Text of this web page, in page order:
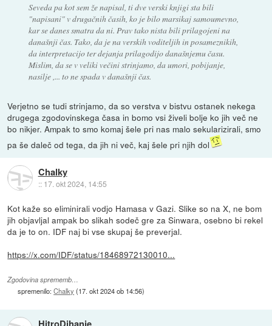
Seveda pa kot sem že napisal, ti dve verski knjigi sta bili
"napisani" v drugačnih časih, ko je bilo marsikaj samoumevno,
kar se danes smatra da ni. Prav tako nista bili prilagojeni na
današnji čas. Tako, da je na verskih voditeljih in posameznikih,
da interpretacijo ter dejanja prilagodijo današnjemu času.
Mislim, da se v veliki večini strinjamo, da umori, pobijanje,
nasilje ,... to ne spada v današnji čas.
Verjetno se tudi strinjamo, da so verstva v bistvu ostanek nekega
drugega zgodovinskega časa in bomo vsi živeli bolje ko jih več ne
bo nikjer. Ampak to smo komaj šele pri nas malo sekularizirali, smo
pa še daleč od tega, da jih ni več, kaj šele pri njih dol
Chalky
:: 17. okt 2024, 14:55
Kot kaže so eliminirali vodjo Hamasa v Gazi. Slike so na X, ne bom
jih objavljal ampak bo slikah sodeč gre za Sinwara, osebno bi rekel
da je to on. IDF naj bi vse skupaj še preverjal.
https://x.com/IDF/status/18468972130010...
Zgodovina sprememb…
spremenilo:Chalky (17. okt 2024 ob 14:56)